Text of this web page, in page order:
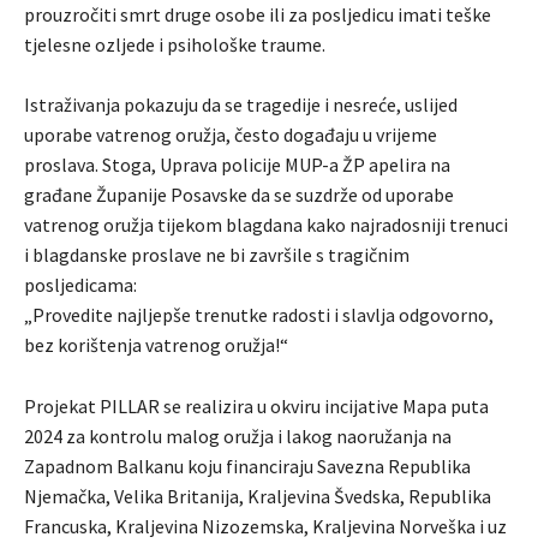
prouzročiti smrt druge osobe ili za posljedicu imati teške
tjelesne ozljede i psihološke traume.
Istraživanja pokazuju da se tragedije i nesreće, uslijed
uporabe vatrenog oružja, često događaju u vrijeme
proslava. Stoga, Uprava policije MUP-a ŽP apelira na
građane Županije Posavske da se suzdrže od uporabe
vatrenog oružja tijekom blagdana kako najradosniji trenuci
i blagdanske proslave ne bi završile s tragičnim
posljedicama:
„Provedite najljepše trenutke radosti i slavlja odgovorno,
bez korištenja vatrenog oružja!“
Projekat PILLAR se realizira u okviru incijative Mapa puta
2024 za kontrolu malog oružja i lakog naoružanja na
Zapadnom Balkanu koju financiraju Savezna Republika
Njemačka, Velika Britanija, Kraljevina Švedska, Republika
Francuska, Kraljevina Nizozemska, Kraljevina Norveška i uz